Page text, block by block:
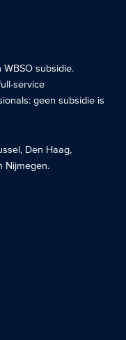
WBSO subsidie.
service
geen subsidie is
, Den Haag,
Nijmegen.